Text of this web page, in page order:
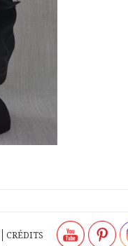
CRÉDITS